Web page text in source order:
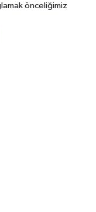
önceliğimiz